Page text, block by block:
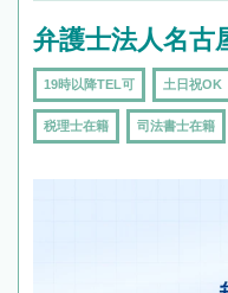
弁護士法人名古
19時以降TEL可 土日祝OK
税理士在籍 司法書士在籍